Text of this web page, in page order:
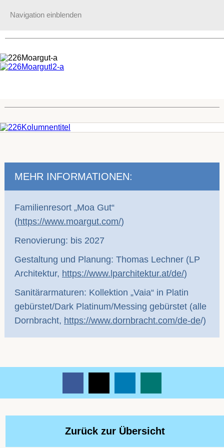
Navigation einblenden
MEHR INFORMATIONEN:
Familienresort „Moa Gut“
(https://www.moargut.com/)
Renovierung: bis 2027
Gestaltung und Planung: Thomas Lechner (LP
Architektur, https://www.lparchitektur.at/de/)
Sanitärarmaturen: Kollektion „Vaia“ in Platin
gebürstet/Dark Platinum/Messing gebürstet (alle
Dornbracht, https://www.dornbracht.com/de-de/)
Zurück zur Übersicht